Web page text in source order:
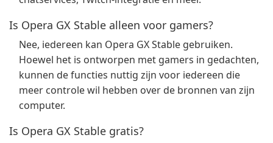
Is Opera GX Stable alleen voor gamers?
Nee, iedereen kan Opera GX Stable gebruiken.
Hoewel het is ontworpen met gamers in gedachten,
kunnen de functies nuttig zijn voor iedereen die
meer controle wil hebben over de bronnen van zijn
computer.
Is Opera GX Stable gratis?